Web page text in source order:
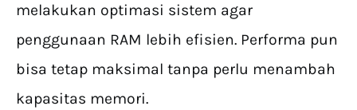
melakukan optimasi sistem agar
penggunaan RAM lebih efisien. Performa pun
bisa tetap maksimal tanpa perlu menambah
kapasitas memori.